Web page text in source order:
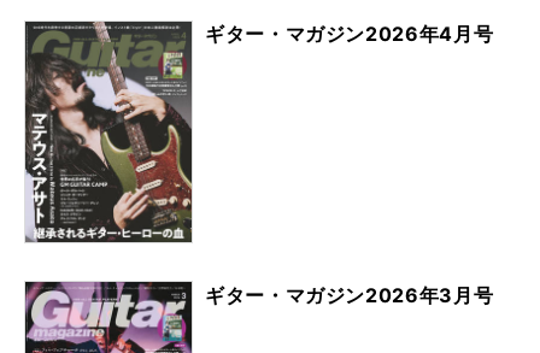
ギター・マガジン2026年4月号
ギター・マガジン2026年3月号